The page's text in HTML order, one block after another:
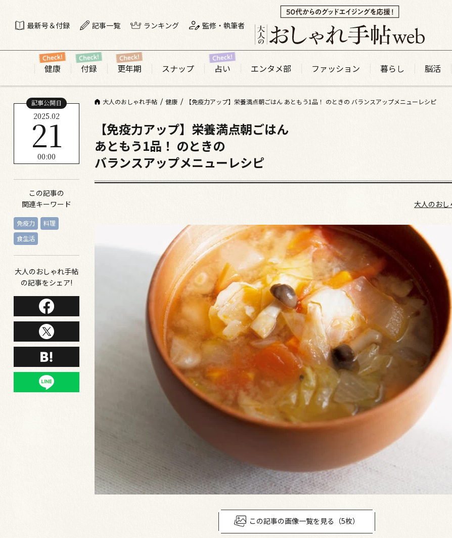
最新号＆付録 記事一覧 ランキング 監修・執筆者
健康 付録 更年期 スナップ 占い エンタメ部 ファッション 暮らし 脳活
大人のおしゃれ手帖 健康 【免疫力アップ】栄養満点朝ごはん あともう1品！ のときの バランスアップメニューレシピ
記事公開日
2025.02
21
00:00
この記事の
関連キーワード
免疫力
料理
食生活
大人のおしゃれ手帖
の記事をシェア!
【免疫力アップ】栄養満点朝ごはん
あともう1品！ のときの
バランスアップメニューレシピ
大人のおし
この記事の画像一覧を見る（5枚）